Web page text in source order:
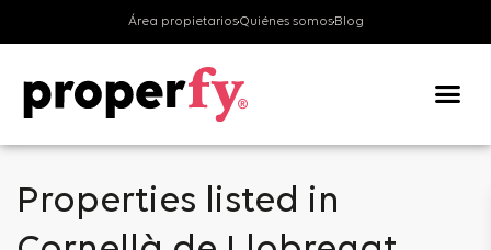
Área propietariosQuiénes somosBlog
Properties listed in